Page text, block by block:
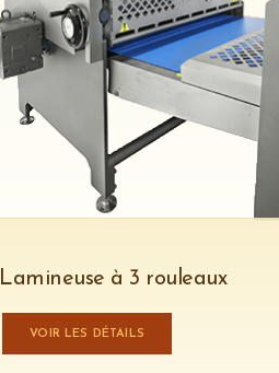
Lamineuse à 3 rouleaux
VOIR LES DÉTAILS